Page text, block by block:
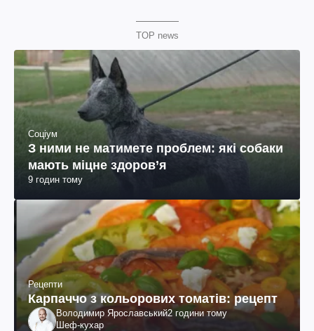
TOP news
Соціум
З ними не матимете проблем: які собаки
мають міцне здоров’я
9 годин тому
Рецепти
Карпаччо з кольорових томатів: рецепт
Володимир Ярославський2 години тому
Шеф-кухар